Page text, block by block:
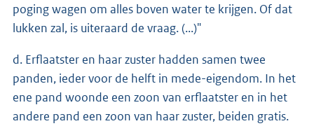
poging wagen om alles boven water te krijgen. Of dat
lukken zal, is uiteraard de vraag. (...)"
d. Erflaatster en haar zuster hadden samen twee
panden, ieder voor de helft in mede-eigendom. In het
ene pand woonde een zoon van erflaatster en in het
andere pand een zoon van haar zuster, beiden gratis.